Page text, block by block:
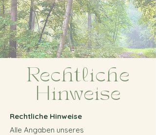
Rechtliche
Hinweise
Rechtliche Hinweise
Alle Angaben unseres